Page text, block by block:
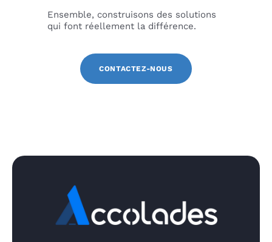
Ensemble, construisons des solutions
qui font réellement la différence.
CONTACTEZ-NOUS